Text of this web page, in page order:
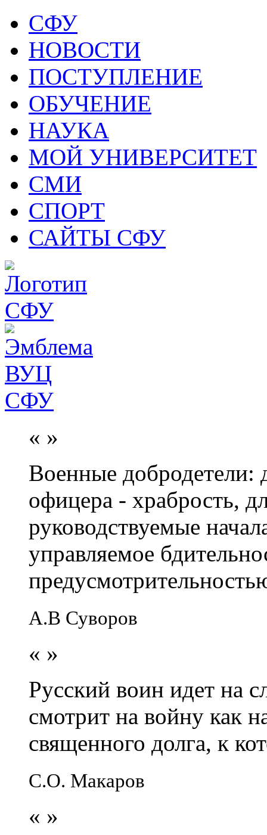
СФУ
НОВОСТИ
ПОСТУПЛЕНИЕ
ОБУЧЕНИЕ
НАУКА
МОЙ УНИВЕРСИТЕТ
СМИ
СПОРТ
САЙТЫ СФУ
« »
Военные добродетели:
офицера - храбрость,
руководствуемые
управляемое
А.В Суворов
« »
Русский воин идет на
смотрит на войну как
священного долга, к
С.О. Макаров
« »